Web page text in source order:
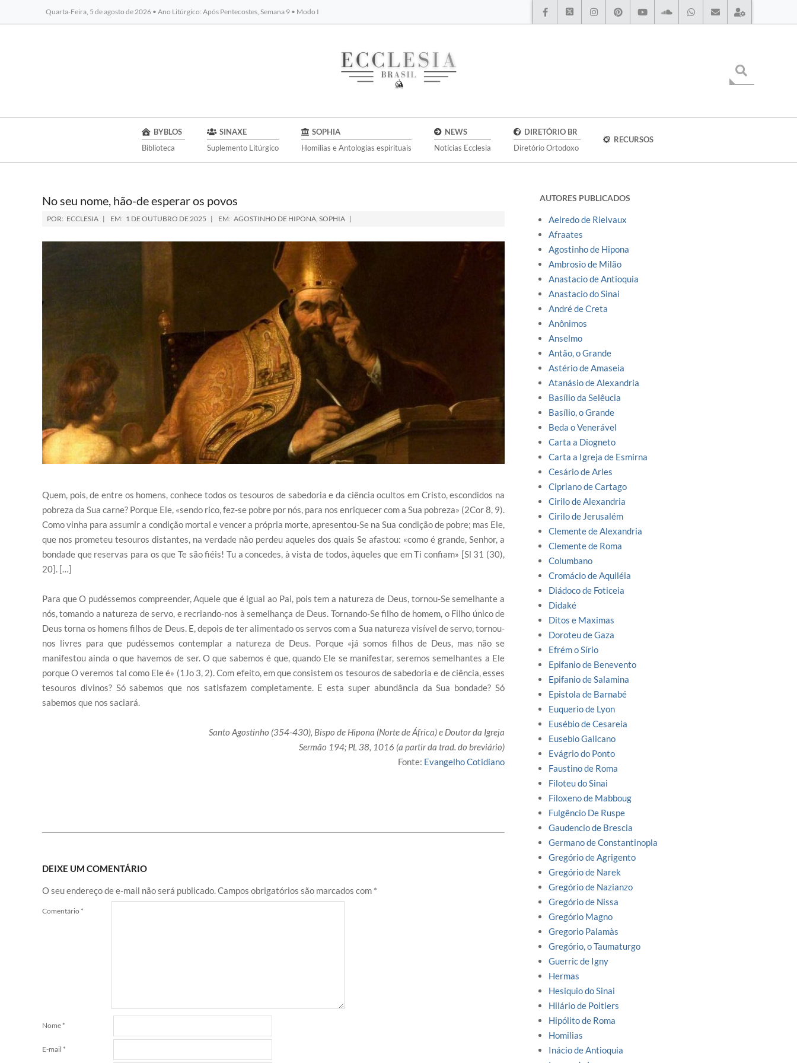
Quarta-Feira, 5 de agosto de 2026 • Ano Litúrgico: Após Pentecostes, Semana 9 • Modo I
BYBLOS
BYBLOS
Biblioteca
SINAXE
Suplemento Litúrgico
SOPHIA
Homilias e Antologias espirituais
NEWS
Notícias Ecclesia
DIRETÓRIO BR
Diretório Ortodoxo
RECURSOS
No seu nome, hão-de esperar os povos
POR: ECCLESIA EM: 1 DE OUTUBRO DE 2025 EM: AGOSTINHO DE HIPONA, SOPHIA
Quem, pois, de entre os homens, conhece todos os tesouros de sabedoria e da ciência ocultos em Cristo, escondidos na
pobreza da Sua carne? Porque Ele, «sendo rico, fez-se pobre por nós, para nos enriquecer com a Sua pobreza» (2Cor 8, 9).
Como vinha para assumir a condição mortal e vencer a própria morte, apresentou-Se na Sua condição de pobre; mas Ele,
que nos prometeu tesouros distantes, na verdade não perdeu aqueles dos quais Se afastou: «como é grande, Senhor, a
bondade que reservas para os que Te são fiéis! Tu a concedes, à vista de todos, àqueles que em Ti confiam» [Sl 31 (30),
20]. […]
Para que O pudéssemos compreender, Aquele que é igual ao Pai, pois tem a natureza de Deus, tornou-Se semelhante a
nós, tomando a natureza de servo, e recriando-nos à semelhança de Deus. Tornando-Se filho de homem, o Filho único de
Deus torna os homens filhos de Deus. E, depois de ter alimentado os servos com a Sua natureza visível de servo, tornou-
nos livres para que pudéssemos contemplar a natureza de Deus. Porque «já somos filhos de Deus, mas não se
manifestou ainda o que havemos de ser. O que sabemos é que, quando Ele se manifestar, seremos semelhantes a Ele
porque O veremos tal como Ele é» (1Jo 3, 2). Com efeito, em que consistem os tesouros de sabedoria e de ciência, esses
tesouros divinos? Só sabemos que nos satisfazem completamente. E esta super abundância da Sua bondade? Só
sabemos que nos saciará.
Santo Agostinho (354-430), Bispo de Hipona (Norte de África) e Doutor da Igreja
Sermão 194; PL 38, 1016 (a partir da trad. do breviário)
Fonte: Evangelho Cotidiano
DEIXE UM COMENTÁRIO
O seu endereço de e-mail não será publicado.Campos obrigatórios são marcados com *
Comentário *
Nome *
E-mail *
AUTORES PUBLICADOS
Aelredo de Rielvaux
Afraates
Agostinho de Hipona
Ambrosio de Milão
Anastacio de Antioquia
Anastacio do Sinai
André de Creta
Anônimos
Anselmo
Antão, o Grande
Astério de Amaseia
Atanásio de Alexandria
Basílio da Selêucia
Basílio, o Grande
Beda o Venerável
Carta a Diogneto
Carta a Igreja de Esmirna
Cesário de Arles
Cipriano de Cartago
Cirilo de Alexandria
Cirilo de Jerusalém
Clemente de Alexandria
Clemente de Roma
Columbano
Cromácio de Aquiléia
Diádoco de Foticeia
Didaké
Ditos e Maximas
Doroteu de Gaza
Efrém o Sírio
Epifanio de Benevento
Epifanio de Salamina
Epistola de Barnabé
Euquerio de Lyon
Eusébio de Cesareia
Eusebio Galicano
Evágrio do Ponto
Faustino de Roma
Filoteu do Sinai
Filoxeno de Mabboug
Fulgêncio De Ruspe
Gaudencio de Brescia
Germano de Constantinopla
Gregório de Agrigento
Gregório de Narek
Gregório de Nazianzo
Gregório de Nissa
Gregório Magno
Gregorio Palamàs
Gregório, o Taumaturgo
Guerric de Igny
Hermas
Hesiquio do Sinai
Hilário de Poitiers
Hipólito de Roma
Homilias
Inácio de Antioquia